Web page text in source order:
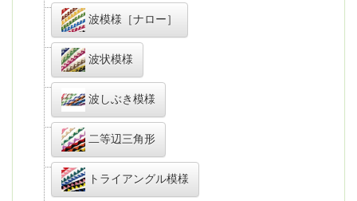
波模様［ナロー］
波状模様
波しぶき模様
二等辺三角形
トライアングル模様